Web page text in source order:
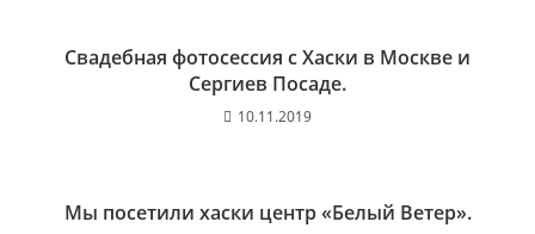
Свадебная фотосессия с Хаски в Москве и
Сергиев Посаде.
10.11.2019
Мы посетили хаски центр «Белый Ветер».